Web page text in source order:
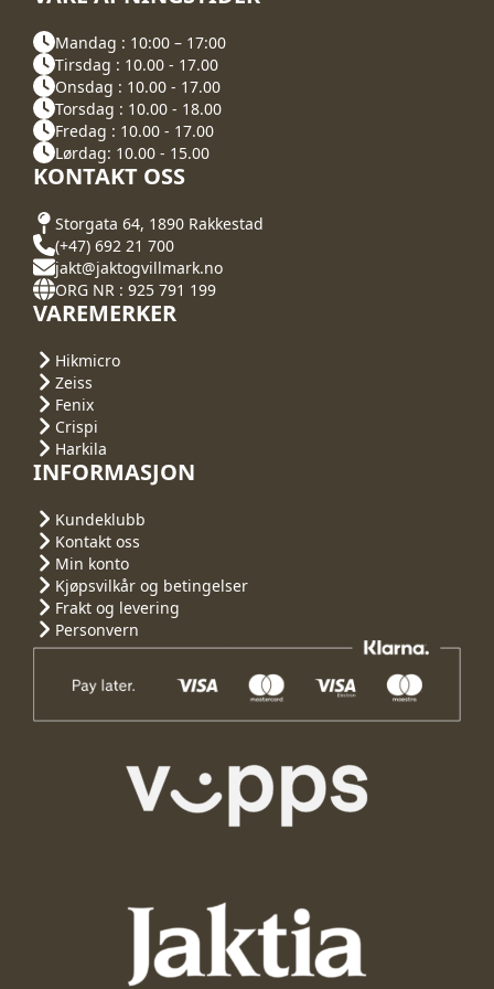
Mandag : 10:00 – 17:00
Tirsdag : 10.00 - 17.00
Onsdag : 10.00 - 17.00
Torsdag : 10.00 - 18.00
Fredag : 10.00 - 17.00
Lørdag: 10.00 - 15.00
KONTAKT OSS
Storgata 64, 1890 Rakkestad
(+47) 692 21 700
jakt@jaktogvillmark.no
ORG NR : 925 791 199
VAREMERKER
Hikmicro
Zeiss
Fenix
Crispi
Harkila
INFORMASJON
Kundeklubb
Kontakt oss
Min konto
Kjøpsvilkår og betingelser
Frakt og levering
Personvern